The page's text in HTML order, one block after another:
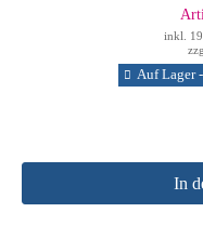
inkl. 19
Auf Lager
In